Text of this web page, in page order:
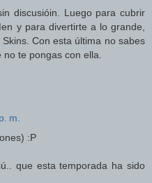
discusióin. Luego para cubrir
y para divertirte a lo grande,
Con esta última no sabes
te pongas con ella.
m.
:P
que esta temporada ha sido